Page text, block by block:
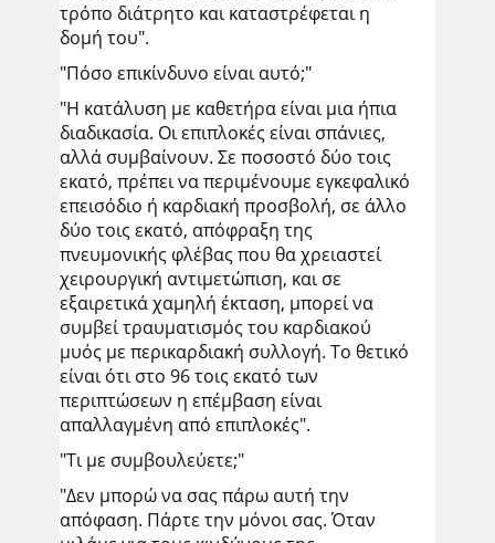
τρόπο διάτρητο και καταστρέφεται η
δομή του".
"Πόσο επικίνδυνο είναι αυτό;"
"Η κατάλυση με καθετήρα είναι μια ήπια
διαδικασία. Οι επιπλοκές είναι σπάνιες,
αλλά συμβαίνουν. Σε ποσοστό δύο τοις
εκατό, πρέπει να περιμένουμε εγκεφαλικό
επεισόδιο ή καρδιακή προσβολή, σε άλλο
δύο τοις εκατό, απόφραξη της
πνευμονικής φλέβας που θα χρειαστεί
χειρουργική αντιμετώπιση, και σε
εξαιρετικά χαμηλή έκταση, μπορεί να
συμβεί τραυματισμός του καρδιακού
μυός με περικαρδιακή συλλογή. Το θετικό
είναι ότι στο 96 τοις εκατό των
περιπτώσεων η επέμβαση είναι
απαλλαγμένη από επιπλοκές".
"Τι με συμβουλεύετε;"
"Δεν μπορώ να σας πάρω αυτή την
απόφαση. Πάρτε την μόνοι σας. Όταν